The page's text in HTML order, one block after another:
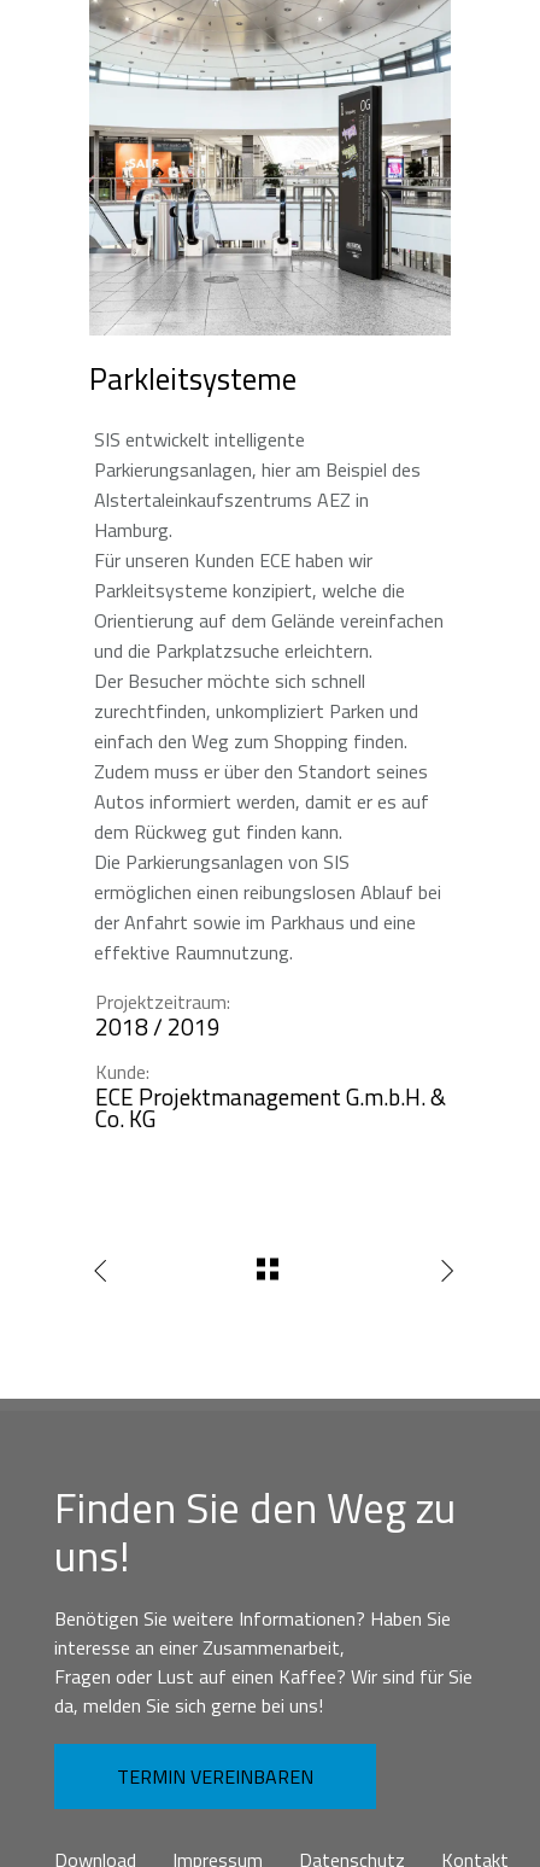
Parkleitsysteme
SIS entwickelt intelligente
Parkierungsanlagen, hier am Beispiel des
Alstertaleinkaufszentrums AEZ in
Hamburg.
Für unseren Kunden ECE haben wir
Parkleitsysteme konzipiert, welche die
Orientierung auf dem Gelände vereinfachen
und die Parkplatzsuche erleichtern.
Der Besucher möchte sich schnell
zurechtfinden, unkompliziert Parken und
einfach den Weg zum Shopping finden.
Zudem muss er über den Standort seines
Autos informiert werden, damit er es auf
dem Rückweg gut finden kann.
Die Parkierungsanlagen von SIS
ermöglichen einen reibungslosen Ablauf bei
der Anfahrt sowie im Parkhaus und eine
effektive Raumnutzung.
Projektzeitraum:
2018 / 2019
Kunde:
ECE Projektmanagement G.m.b.H. &
Co. KG
Finden Sie den Weg zu
uns!
Benötigen Sie weitere Informationen? Haben Sie
interesse an einer Zusammenarbeit,
Fragen oder Lust auf einen Kaffee? Wir sind für Sie
da, melden Sie sich gerne bei uns!
TERMIN VEREINBAREN
Download Impressum Datenschutz Kontakt